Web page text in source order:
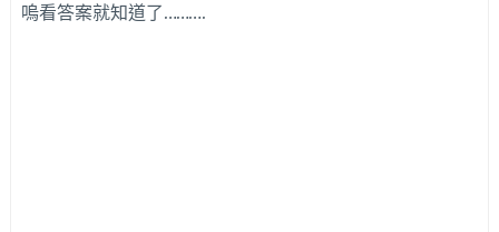
嗚看答案就知道了……….